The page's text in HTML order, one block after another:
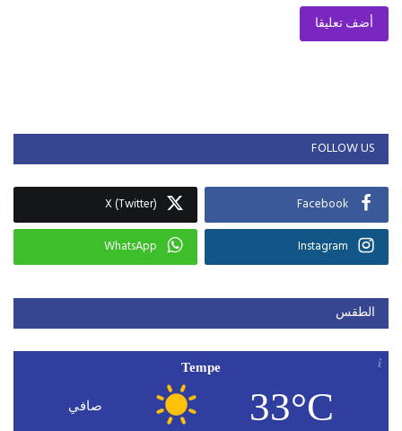
أضف تعليقا
FOLLOW US
Facebook
X (Twitter)
Instagram
WhatsApp
الطقس
Tempe
33°C صافي